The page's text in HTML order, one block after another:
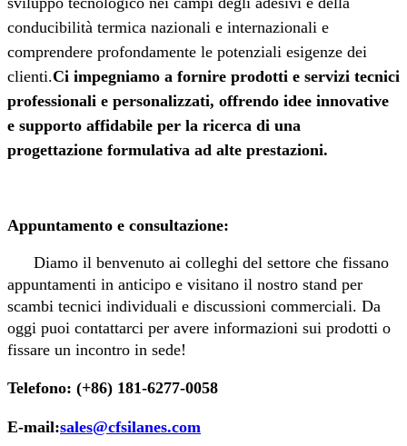
conducibilità termica nazionali e internazionali e
comprendere profondamente le potenziali esigenze dei
clienti.Ci impegniamo a fornire prodotti e servizi tecnici
professionali e personalizzati, offrendo idee innovative
e supporto affidabile per la ricerca di una
progettazione formulativa ad alte prestazioni.
Appuntamento e consultazione:
Diamo il benvenuto ai colleghi del settore che fissano
appuntamenti in anticipo e visitano il nostro stand per
scambi tecnici individuali e discussioni commerciali. Da
oggi puoi contattarci per avere informazioni sui prodotti o
fissare un incontro in sede!
Telefono: (+86) 181-6277-0058
E-mail:sales@cfsilanes.com